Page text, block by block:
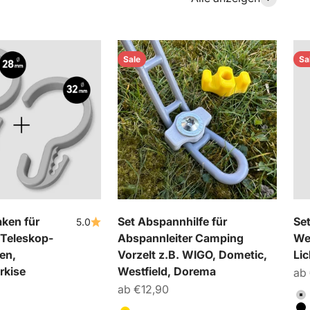
für
5.0
Sale
Set Abspannhilfe für
Abspannleiter Camping
Vorzelt z.B. WIGO, Dometic,
Westfield, Dorema
Angebot
ab €12,90
ab